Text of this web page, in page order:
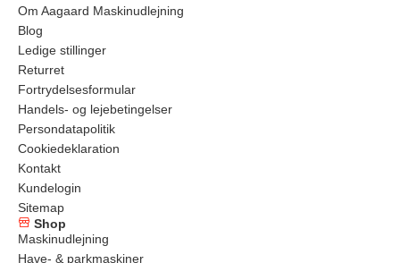
Om Aagaard Maskinudlejning
Blog
Ledige stillinger
Returret
Fortrydelsesformular
Handels- og lejebetingelser
Persondatapolitik
Cookiedeklaration
Kontakt
Kundelogin
Sitemap
Shop
Maskinudlejning
Have- & parkmaskiner